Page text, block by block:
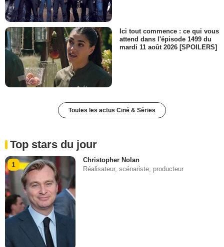
Ici tout commence : ce qui vous
attend dans l'épisode 1499 du
mardi 11 août 2026 [SPOILERS]
Toutes les actus Ciné & Séries
Top stars du jour
1
Christopher Nolan
Réalisateur, scénariste, producteur